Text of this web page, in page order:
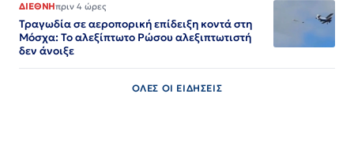
ΔΙΕΘΝΗπριν 4 ώρες
Τραγωδία σε αεροπορική επίδειξη κοντά στη
Μόσχα: Το αλεξίπτωτο Ρώσου αλεξιπτωτιστή
δεν άνοιξε
ΟΛΕΣ ΟΙ ΕΙΔΗΣΕΙΣ